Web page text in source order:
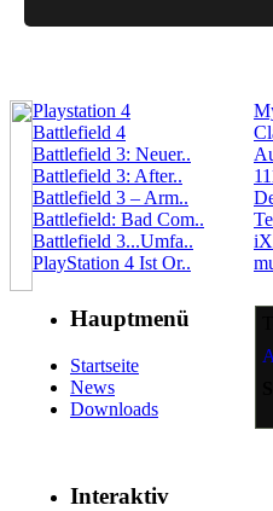
Playstation 4
Battlefield 4
Battlefield 3: Neuer..
Battlefield 3: After..
Battlefield 3 – Arm..
Battlefield: Bad Com..
Battlefield 3...Umfa..
PlayStation 4 Ist Or..
Hauptmenü
Startseite
News
Downloads
Interaktiv